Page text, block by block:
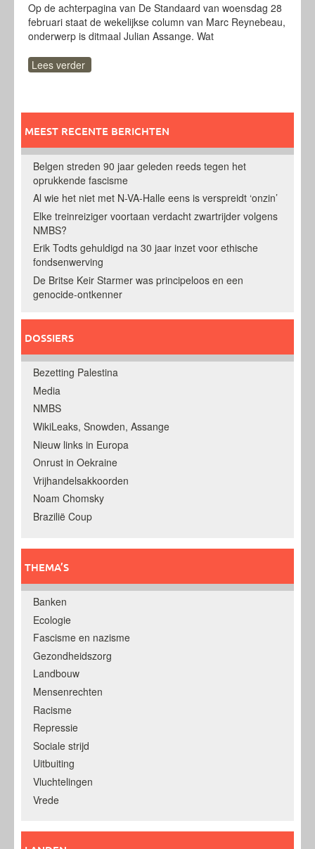
Op de achterpagina van De Standaard van woensdag 28
februari staat de wekelijkse column van Marc Reynebeau,
onderwerp is ditmaal Julian Assange. Wat
Lees verder
MEEST RECENTE BERICHTEN
Belgen streden 90 jaar geleden reeds tegen het
oprukkende fascisme
Al wie het niet met N-VA-Halle eens is verspreidt ‘onzin’
Elke treinreiziger voortaan verdacht zwartrijder volgens
NMBS?
Erik Todts gehuldigd na 30 jaar inzet voor ethische
fondsenwerving
De Britse Keir Starmer was principeloos en een
genocide-ontkenner
DOSSIERS
Bezetting Palestina
Media
NMBS
WikiLeaks, Snowden, Assange
Nieuw links in Europa
Onrust in Oekraine
Vrijhandelsakkoorden
Noam Chomsky
Brazilië Coup
THEMA’S
Banken
Ecologie
Fascisme en nazisme
Gezondheidszorg
Landbouw
Mensenrechten
Racisme
Repressie
Sociale strijd
Uitbuiting
Vluchtelingen
Vrede